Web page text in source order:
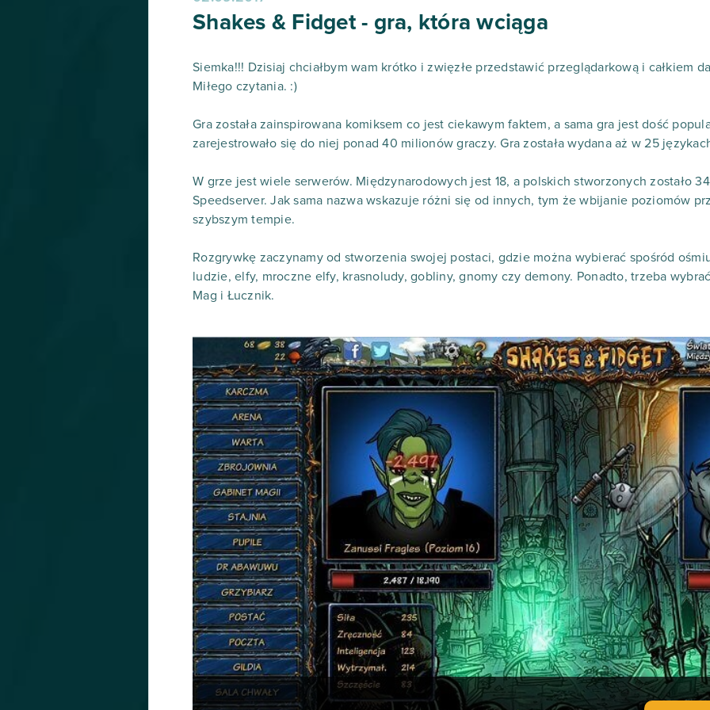
Shakes & Fidget - gra, która wciąga
Siemka!!! Dzisiaj chciałbym wam krótko i zwięzłe przedstawić przeglądarkową i całkiem
Miłego czytania. :)
Gra została zainspirowana komiksem co jest ciekawym faktem, a sama gra jest dość
zarejestrowało się do niej ponad 40 milionów graczy. Gra została wydana aż w 25
W grze jest wiele serwerów. Międzynarodowych jest 18, a polskich stworzonych zostało
Speedserver. Jak sama nazwa wskazuje różni się od innych, tym że wbijanie poziomów
szybszym tempie.
Rozgrywkę zaczynamy od stworzenia swojej postaci, gdzie można wybierać spośród
ludzie, elfy, mroczne elfy, krasnoludy, gobliny, gnomy czy demony. Ponadto, trzeba
Mag i Łucznik.